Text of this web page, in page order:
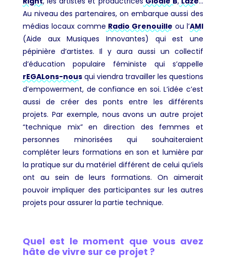
Au niveau des partenaires, on embarque aussi des
médias locaux comme Radio Grenouille ou l’AMI
(Aide aux Musiques Innovantes) qui est une
pépinière d’artistes. Il y aura aussi un collectif
d’éducation populaire féministe qui s’appelle
rEGALons-nousqui viendra travailler les questions
d’empowerment, de confiance en soi. L’idée c’est
aussi de créer des ponts entre les différents
projets. Par exemple, nous avons un autre projet
“technique mix” en direction des femmes et
personnes minorisées qui souhaiteraient
compléter leurs formations en son et lumière par
la pratique sur du matériel différent de celui qu’iels
ont au sein de leurs formations. On aimerait
pouvoir impliquer des participantes sur les autres
projets pour assurer la partie technique.
Quel est le moment que vous avez
hâte de vivre sur ce projet ?